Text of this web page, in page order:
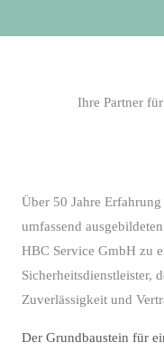
Ihre Partner
Über 50 Jahre
umfassend
HBC Service GmbH zu
Sicherheitsdienstleister,
Zuverlässigkeit und
Der Grundbaustein für